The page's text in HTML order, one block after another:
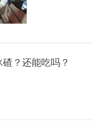
？还能吃吗？